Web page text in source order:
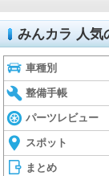
みんカラ 人気
車種別
整備手帳
パーツレビュー
スポット
まとめ